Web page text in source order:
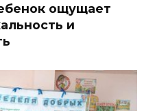
ощущает
и